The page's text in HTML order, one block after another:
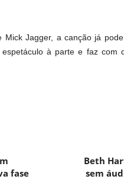
Jagger, a canção já
à parte e faz com
fase
Beth
sem